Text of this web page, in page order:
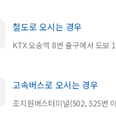
철도로 오시는 경우
KTX 오송역 8번 출구에서 도보
고속버스로 오시는 경우
조치원버스터미널(502, 525번